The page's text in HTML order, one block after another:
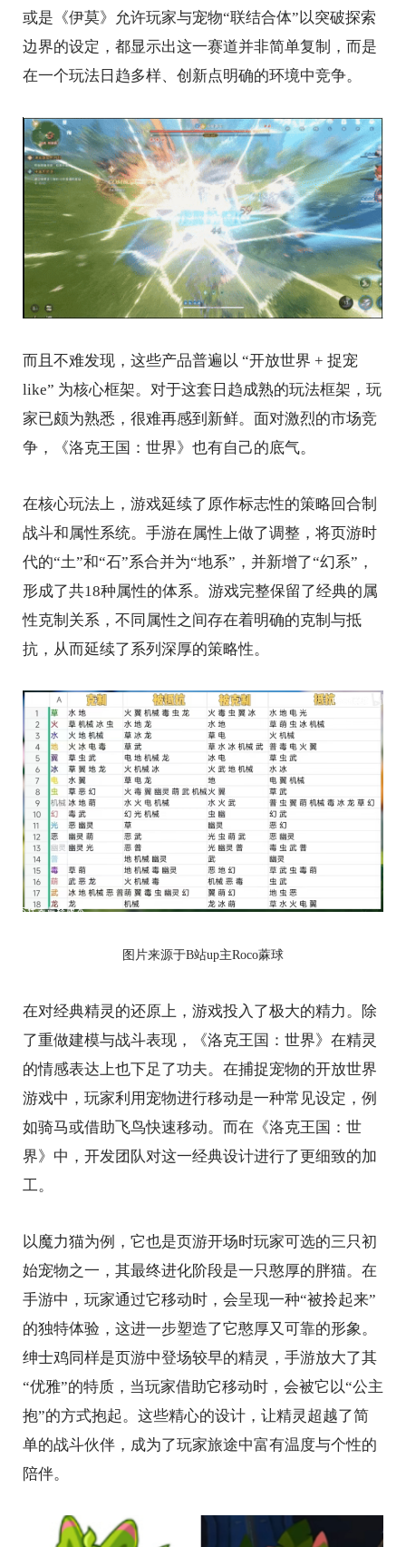
或是《伊莫》允许玩家与宠物“联结合体”以突破探索
边界的设定，都显示出这一赛道并非简单复制，而是
在一个玩法日趋多样、创新点明确的环境中竞争。
而且不难发现，这些产品普遍以 “开放世界 + 捉宠
like” 为核心框架。对于这套日趋成熟的玩法框架，玩
家已颇为熟悉，很难再感到新鲜。面对激烈的市场竞
争，《洛克王国：世界》也有自己的底气。
在核心玩法上，游戏延续了原作标志性的策略回合制
战斗和属性系统。手游在属性上做了调整，将页游时
代的“土”和“石”系合并为“地系”，并新增了“幻系”，
形成了共18种属性的体系。游戏完整保留了经典的属
性克制关系，不同属性之间存在着明确的克制与抵
抗，从而延续了系列深厚的策略性。
图片来源于B站up主Roco蔴球
在对经典精灵的还原上，游戏投入了极大的精力。除
了重做建模与战斗表现，《洛克王国：世界》在精灵
的情感表达上也下足了功夫。在捕捉宠物的开放世界
游戏中，玩家利用宠物进行移动是一种常见设定，例
如骑马或借助飞鸟快速移动。而在《洛克王国：世
界》中，开发团队对这一经典设计进行了更细致的加
工。
以魔力猫为例，它也是页游开场时玩家可选的三只初
始宠物之一，其最终进化阶段是一只憨厚的胖猫。在
手游中，玩家通过它移动时，会呈现一种“被拎起来”
的独特体验，这进一步塑造了它憨厚又可靠的形象。
绅士鸡同样是页游中登场较早的精灵，手游放大了其
“优雅”的特质，当玩家借助它移动时，会被它以“公主
抱”的方式抱起。这些精心的设计，让精灵超越了简
单的战斗伙伴，成为了玩家旅途中富有温度与个性的
陪伴。